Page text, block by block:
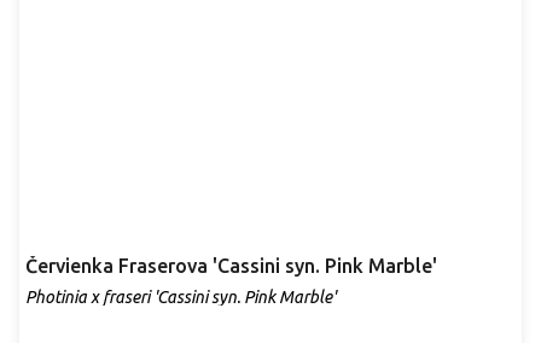
Červienka Fraserova 'Cassini syn. Pink Marble'
Photinia x fraseri 'Cassini syn. Pink Marble'